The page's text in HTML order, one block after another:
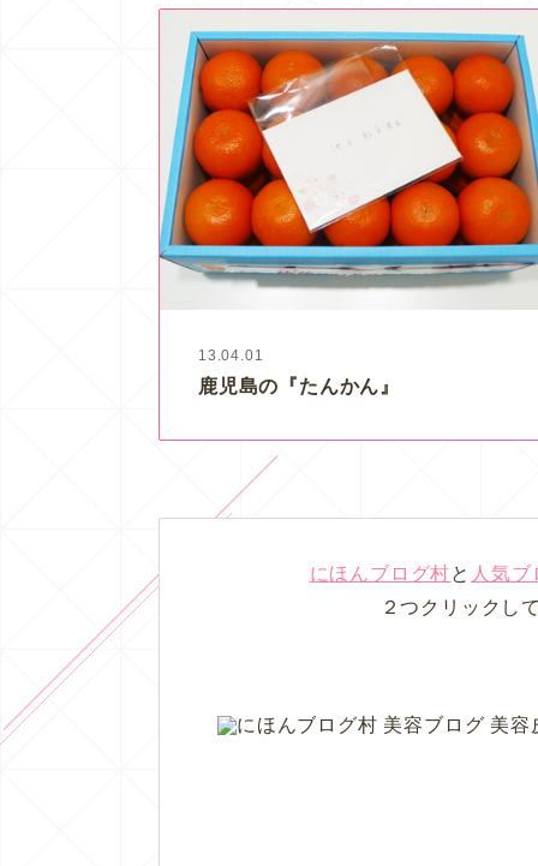
13.04.01
鹿児島の『たんかん』
にほんブログ村と 人気
２つクリックし